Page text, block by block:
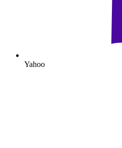
Yahoo